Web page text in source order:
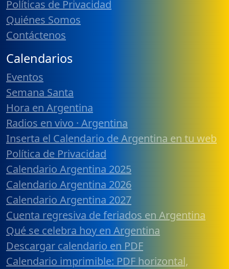
Políticas de Privacidad
Quiénes Somos
Contáctenos
Calendarios
Eventos
Semana Santa
Hora en Argentina
Radios en vivo · Argentina
Inserta el Calendario de Argentina en tu web
Política de Privacidad
Calendario Argentina 2025
Calendario Argentina 2026
Calendario Argentina 2027
Cuenta regresiva de feriados en Argentina
Qué se celebra hoy en Argentina
Descargar calendario en PDF
Calendario imprimible: PDF horizontal,